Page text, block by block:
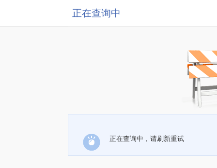
正在查询中
正在查询中，请刷新重试